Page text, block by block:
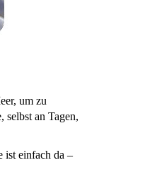
um zu
selbst an Tagen,
ist einfach da –